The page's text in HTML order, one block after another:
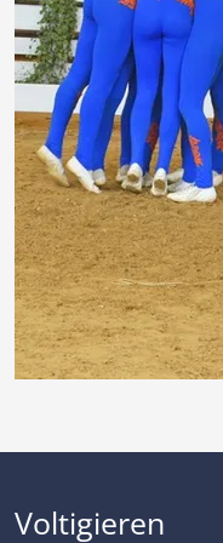
Voltigieren